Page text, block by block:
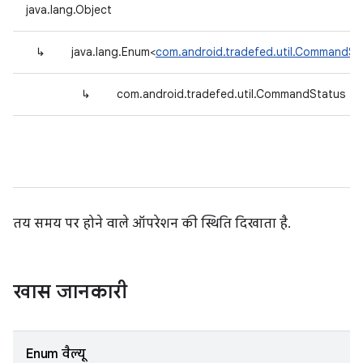
java.lang.Object
↳ java.lang.Enum<
↳ com.android.tradefed.util.CommandStatus
तय समय पर होने वाले ऑपरेशन की स्थिति दिखाता है.
खास जानकारी
Enum वैल्यू